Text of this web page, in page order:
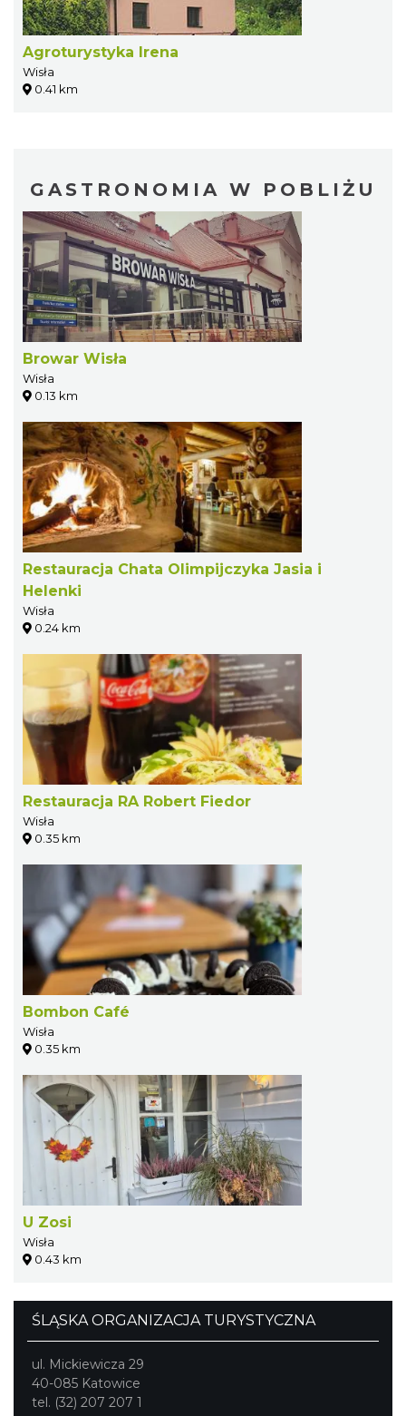
Agroturystyka Irena
Wisła
0.41 km
GASTRONOMIA W POBLIŻU
Browar Wisła
Wisła
0.13 km
Restauracja Chata Olimpijczyka Jasia i
Helenki
Wisła
0.24 km
Restauracja RA Robert Fiedor
Wisła
0.35 km
Bombon Café
Wisła
0.35 km
U Zosi
Wisła
0.43 km
ŚLĄSKA ORGANIZACJA TURYSTYCZNA
ul. Mickiewicza 29
40-085 Katowice
tel. (32) 207 207 1